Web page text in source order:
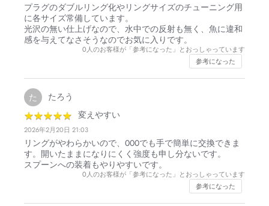
プラグのダブルリング化やリングサイズのチューニング用
に各サイズ常備しています。
光沢の無い仕上げなので、水中での反射も無く、魚に違和
感を与えてなさそうなのでお気に入りです。
0人のお客様が「参考になった」とおっしゃっています
参考になった
た たろう
★★★★★
★★★★★ 変えやすい
2026年2月20日 21:03
リングがやわらかいので、000でも手で簡単に交換できま
す。開いたままになりにくく強度も申し分ないです。
スプーンへの装着もやりやすいです。
0人のお客様が「参考になった」とおっしゃっています
参考になった